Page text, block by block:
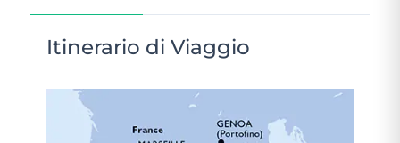
Itinerario di Viaggio